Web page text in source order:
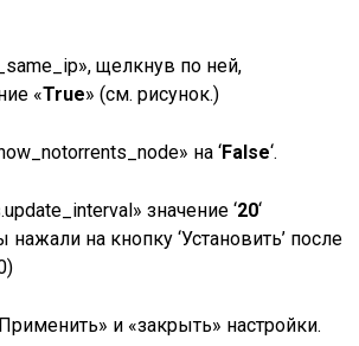
щелкнув по ней,
«True» (см. рисунок.)
на ‘False‘.
значение ‘20‘
нажали на кнопку ‘Установить’ после
и «закрыть» настройки.